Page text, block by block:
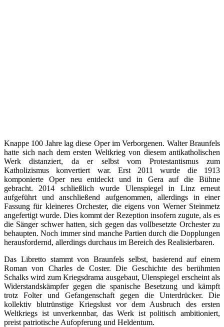
Knappe 100 Jahre lag diese Oper im Verborgenen. Walter Braunfels
hatte sich nach dem ersten Weltkrieg von diesem antikatholischen
Werk distanziert, da er selbst vom Protestantismus zum
Katholizismus konvertiert war. Erst 2011 wurde die 1913
komponierte Oper neu entdeckt und in Gera auf die Bühne
gebracht. 2014 schließlich wurde Ulenspiegel in Linz erneut
aufgeführt und anschließend aufgenommen, allerdings in einer
Fassung für kleineres Orchester, die eigens von Werner Steinmetz
angefertigt wurde. Dies kommt der Rezeption insofern zugute, als es
die Sänger schwer hatten, sich gegen das vollbesetzte Orchester zu
behaupten. Noch immer sind manche Partien durch die Dopplungen
herausfordernd, allerdings durchaus im Bereich des Realisierbaren.
Das Libretto stammt von Braunfels selbst, basierend auf einem
Roman von Charles de Coster. Die Geschichte des berühmten
Schalks wird zum Kriegsdrama ausgebaut, Ulenspiegel erscheint als
Widerstandskämpfer gegen die spanische Besetzung und kämpft
trotz Folter und Gefangenschaft gegen die Unterdrücker. Die
kollektiv blutrünstige Kriegslust vor dem Ausbruch des ersten
Weltkriegs ist unverkennbar, das Werk ist politisch ambitioniert,
preist patriotische Aufopferung und Heldentum.